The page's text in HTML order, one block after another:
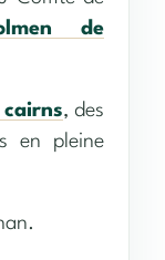
de
, des
en pleine